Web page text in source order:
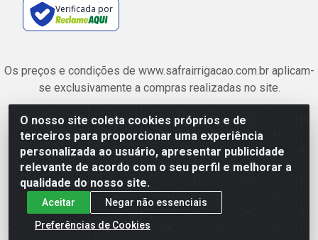
O nosso site coleta cookies próprios e de
terceiros para proporcionar uma experiência
personalizada ao usuário, apresentar publicidade
relevante de acordo com o seu perfil e melhorar a
qualidade do nosso site.
Aceitar
Negar não essenciais
Preferências de Cookies
Verificada por
Os preços e condições de www.safrairrigacao.com.br aplicam-
se exclusivamente a compras realizadas no site.
Safra Agrícola e Pecuária LTDA - Avenida Castelo Branco, 5330 -
Esplanada dos Anicuns, Goiânia/GO - CEP 74.433-205 - CNPJ
06.315.490/0001-00